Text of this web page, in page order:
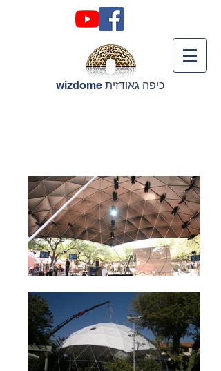
כיפה גאודזית wizdome